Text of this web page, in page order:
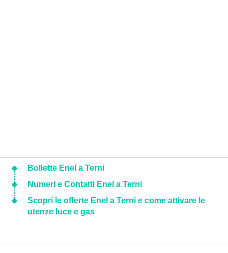
Bollette Enel a Terni
Numeri e Contatti Enel a Terni
Scopri le offerte Enel a Terni e come attivare le
utenze luce e gas